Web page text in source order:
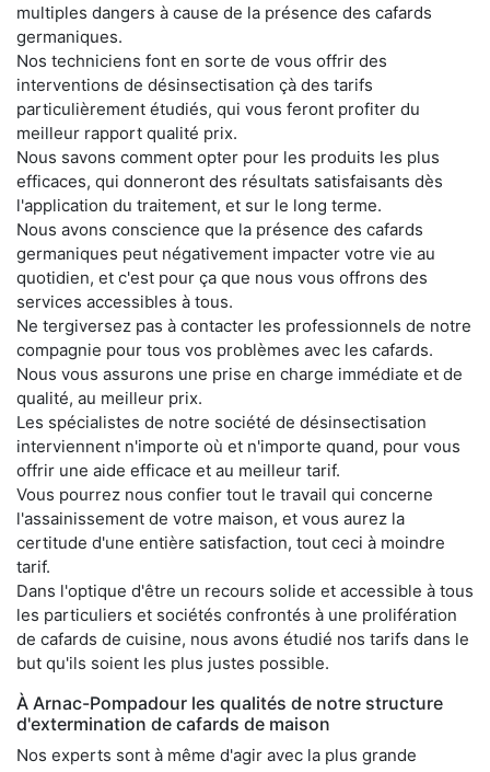
multiples dangers à cause de la présence des cafards
germaniques.
Nos techniciens font en sorte de vous offrir des
interventions de désinsectisation çà des tarifs
particulièrement étudiés, qui vous feront profiter du
meilleur rapport qualité prix.
Nous savons comment opter pour les produits les plus
efficaces, qui donneront des résultats satisfaisants dès
l'application du traitement, et sur le long terme.
Nous avons conscience que la présence des cafards
germaniques peut négativement impacter votre vie au
quotidien, et c'est pour ça que nous vous offrons des
services accessibles à tous.
Ne tergiversez pas à contacter les professionnels de notre
compagnie pour tous vos problèmes avec les cafards.
Nous vous assurons une prise en charge immédiate et de
qualité, au meilleur prix.
Les spécialistes de notre société de désinsectisation
interviennent n'importe où et n'importe quand, pour vous
offrir une aide efficace et au meilleur tarif.
Vous pourrez nous confier tout le travail qui concerne
l'assainissement de votre maison, et vous aurez la
certitude d'une entière satisfaction, tout ceci à moindre
tarif.
Dans l'optique d'être un recours solide et accessible à tous
les particuliers et sociétés confrontés à une prolifération
de cafards de cuisine, nous avons étudié nos tarifs dans le
but qu'ils soient les plus justes possible.
À Arnac-Pompadour les qualités de notre structure
d'extermination de cafards de maison
Nos experts sont à même d'agir avec la plus grande